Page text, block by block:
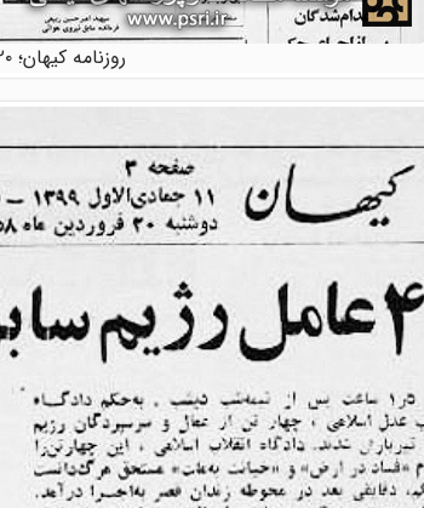
روزنامه کیهان؛ ۲۰ فروردین ۱۳۵۸